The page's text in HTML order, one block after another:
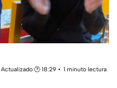
| Actualizado 🕑 18:29
1 minuto lectura